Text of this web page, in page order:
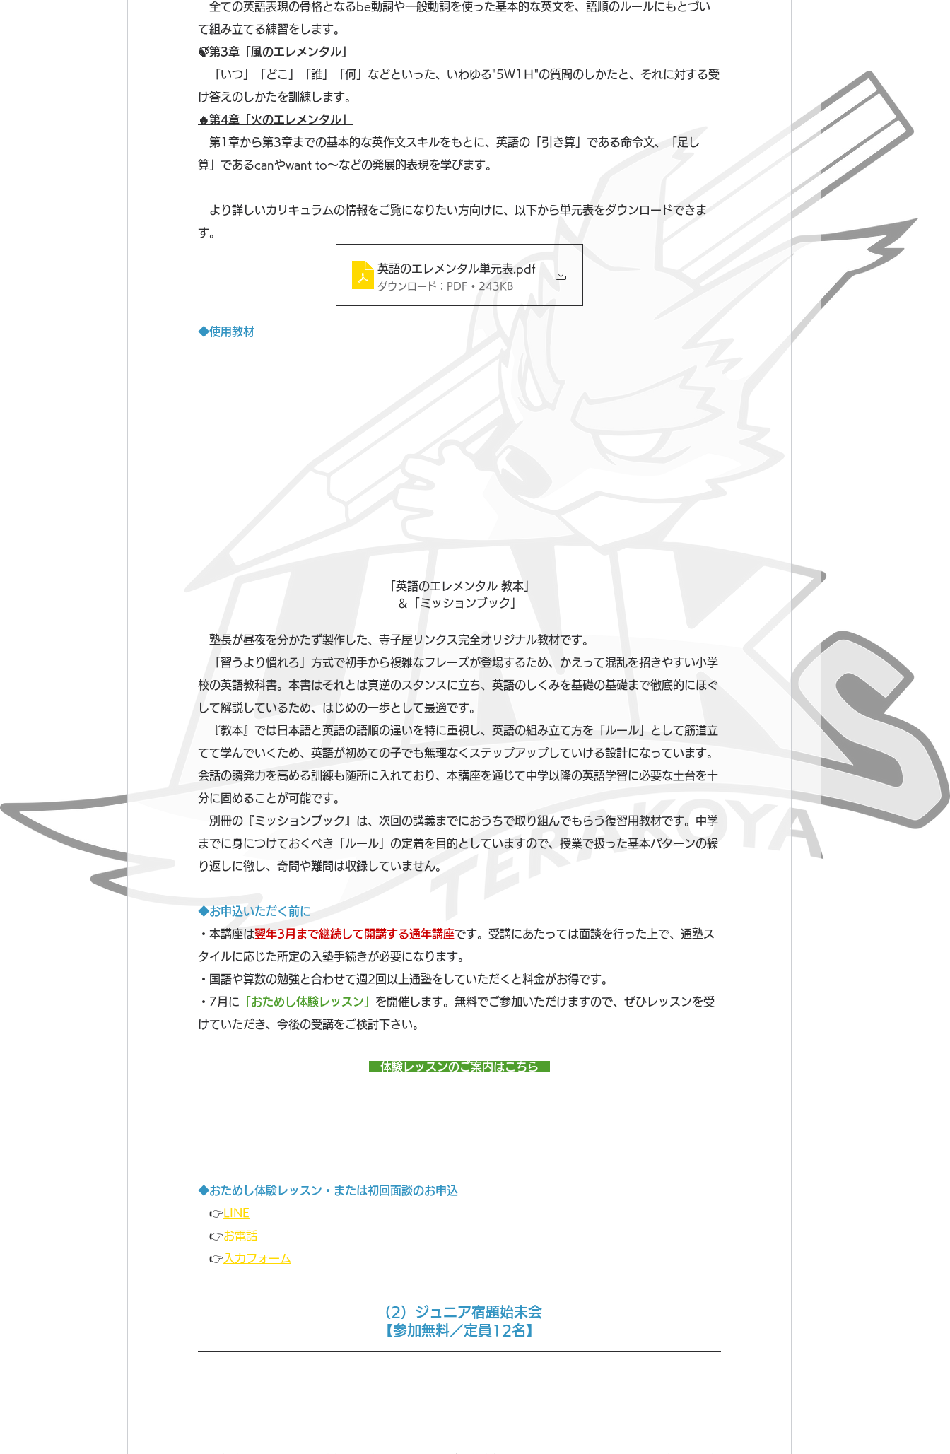
全ての英語表現の骨格となるbe動詞や一般動詞を使った基本的な英文を、語順のルールにもとづい
て組み立てる練習をします。
🍃第3章「風のエレメンタル」
「いつ」「どこ」「誰」「何」などといった、いわゆる"5Ｗ1Ｈ"の質問のしかたと、それに対する受
け答えのしかたを訓練します。
🔥第4章「火のエレメンタル」
第1章から第3章までの基本的な英作文スキルをもとに、英語の「引き算」である命令文、「足し
算」であるcanやwant to～などの発展的表現を学びます。
より詳しいカリキュラムの情報をご覧になりたい方向けに、以下から単元表をダウンロードできま
す。
英語のエレメンタル単元表.pdf
ダウンロード：PDF • 243KB
◆使用教材
「英語のエレメンタル 教本」
＆「ミッションブック」
塾長が昼夜を分かたず製作した、寺子屋リンクス完全オリジナル教材です。
「習うより慣れろ」方式で初手から複雑なフレーズが登場するため、かえって混乱を招きやすい小学
校の英語教科書。本書はそれとは真逆のスタンスに立ち、英語のしくみを基礎の基礎まで徹底的にほぐ
して解説しているため、はじめの一歩として最適です。
『教本』では日本語と英語の語順の違いを特に重視し、英語の組み立て方を「ルール」として筋道立
てて学んでいくため、英語が初めての子でも無理なくステップアップしていける設計になっています。
会話の瞬発力を高める訓練も随所に入れており、本講座を通じて中学以降の英語学習に必要な土台を十
分に固めることが可能です。
別冊の『ミッションブック』は、次回の講義までにおうちで取り組んでもらう復習用教材です。中学
までに身につけておくべき「ルール」の定着を目的としていますので、授業で扱った基本パターンの繰
り返しに徹し、奇問や難問は収録していません。
◆お申込いただく前に
・本講座は翌年3月まで継続して開講する通年講座です。受講にあたっては面談を行った上で、通塾ス
タイルに応じた所定の入塾手続きが必要になります。
・国語や算数の勉強と合わせて週2回以上通塾をしていただくと料金がお得です。
・7月に
おためし体験レッスン
を開催します。無料でご参加いただけますので、ぜひレッスンを受
けていただき、今後の受講をご検討下さい。
体験レッスンのご案内はこちら
◆おためし体験レッスン・または初回面談のお申込
👉 LINE
👉お電話
👉 入力フォーム
（2）ジュニア宿題始末会
【参加無料／定員12名】